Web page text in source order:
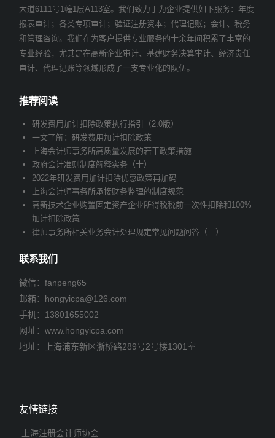
大道6111号1幢1层A113室。我们致力于为企业提供如下服务：年度
报表审计；各类专项审计；验证注册资本；代理记账；会计、税务
和管理咨询。我们在为客户提供专业服务的十余年间积累了丰富的
专业经验，尤其是在高新企业审计、基建财务决算审计、经济责任
审计、代理记账等领域形成了一支专业化的队伍。
推荐阅读
研发费用加计扣除政策执行指引（2.0版）
一文了解：研发费用加计扣除政策
上海会计师事务所高质量发展的若干政策措施
政府会计准则制度解释实务（十）
2022年研发费用加计扣除优惠政策再加码
上海会计师事务所承接财务监理的制度规范
高新技术企业购置固定资产企业所得税税前一次性扣除和100%
加计扣除政策
律师事务所相关业务会计处理规定常见问题问答（三）
联系我们
微信：fanpeng65
邮箱： hongyicpa@126.com
手机： 13801655002
网址：www.hongyicpa.com
地址：上海浦东新区浙桥路289号2号楼1301室
友情链接
上海注册会计师协会